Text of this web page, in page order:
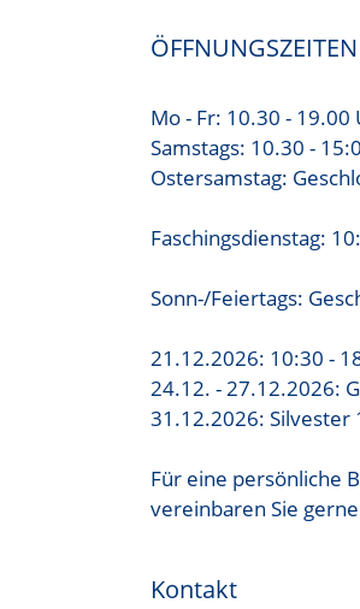
ÖFFNUNGSZEITEN
Mo - Fr: 10.30 - 19.00
Samstags: 10.30 -
Ostersamstag:
Faschingsdienstag:
Sonn-/Feiertags:
21.12.2026: 10:30 -
24.12. - 27.12.2026:
31.12.2026: Silvester
Für eine persönliche
vereinbaren Sie
Kontakt